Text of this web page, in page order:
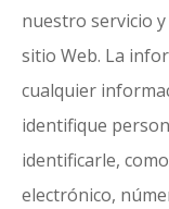
nuestro servicio
sitio Web. La
cualquier
identifique
identificarle,
electrónico,